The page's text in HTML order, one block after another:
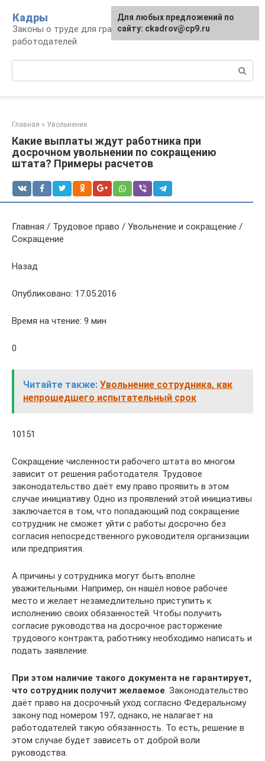
контенту
Кадры
Законы о труде для граждан и
работодателей
Главная » Увольнение
Какие выплаты ждут работника при
досрочном увольнении по сокращению
штата? Примеры расчетов
Главная / Трудовое право / Увольнение и сокращение /
Сокращение
Назад
Опубликовано: 17.05.2016
Время на чтение: 9 мин
0
Читайте также: Увольнение сотрудника, как
непрошедшего испытательный срок
10151
Сокращение численности рабочего штата во многом
зависит от решения работодателя. Трудовое
законодательство даёт ему право проявить в этом
случае инициативу. Одно из проявлений этой инициативы
заключается в том, что попадающий под сокращение
сотрудник не сможет уйти с работы досрочно без
согласия непосредственного руководителя организации
или предприятия.
А причины у сотрудника могут быть вполне
уважительными. Например, он нашёл новое рабочее
место и желает незамедлительно приступить к
исполнению своих обязанностей. Чтобы получить
согласие руководства на досрочное расторжение
трудового контракта, работнику необходимо написать и
подать заявление.
При этом наличие такого документа не гарантирует,
что сотрудник получит желаемое. Законодательство
даёт право на досрочный уход согласно Федеральному
закону под номером 197, однако, не налагает на
работодателей такую обязанность. То есть, решение в
этом случае будет зависеть от доброй воли
руководства.
Для любых предложений по
сайту: ckadrov@cp9.ru